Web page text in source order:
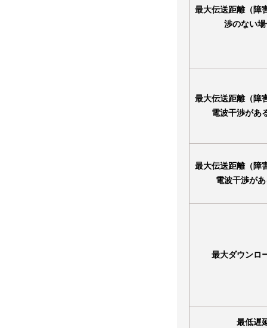
最大伝送距離（障
渉のない
最大伝送距離（障
電波干渉があ
最大伝送距離（障
電波干渉が
最大ダウンロ
最低遅